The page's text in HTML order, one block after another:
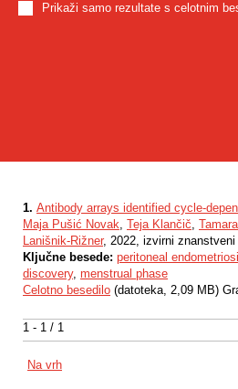
Prikaži samo rezultate s celotnim
1 - 1 / 1
1. Antibody arrays identified cycle-
Maja Pušić Novak, Teja Klančič,
Lanišnik-Rižner, 2022, izvirni
Ključne besede: peritoneal
discovery, menstrual phase
Celotno besedilo (datoteka, 2,09 MB)
Na vrh